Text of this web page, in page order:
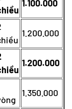
1.100.000
1.200.000
1.200.000
1.350.000